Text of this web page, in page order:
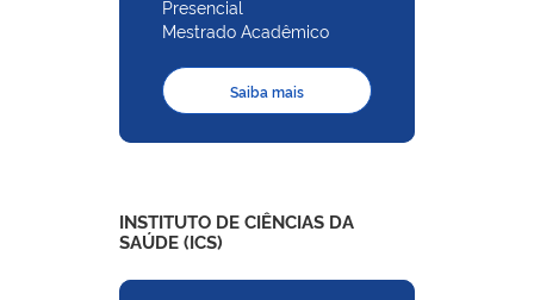
Presencial
Mestrado Acadêmico
Saiba mais
INSTITUTO DE CIÊNCIAS DA
SAÚDE (ICS)